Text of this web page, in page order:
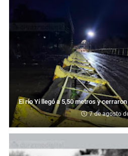
El río Yí llegó a 5,50 metros y
7 de agosto